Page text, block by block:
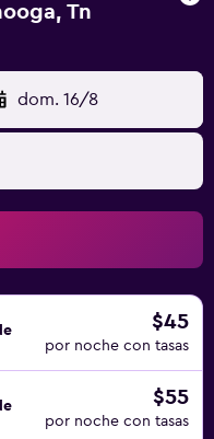
Tn
dom. 16/8
$45
por noche con tasas
$55
por noche con tasas